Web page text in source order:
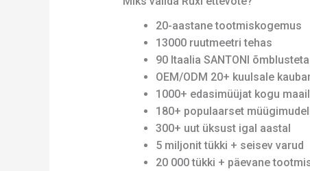
20-aastane tootmiskogemus
13000 ruutmeetri tehas
90 Itaalia SANTONI
OEM/ODM 20+ kuulsale
1000+ edasimüüjat kogu
180+ populaarset
300+ uut üksust igal aastal
5 miljonit tükki + seisev varud
20 000 tükki + päevane